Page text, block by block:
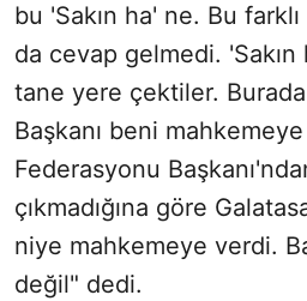
bu 'Sakın ha' ne. Bu
da cevap gelmedi.
tane yere çektiler.
Başkanı beni
Federasyonu
çıkmadığına göre
niye mahkemeye verdi.
değil" dedi.